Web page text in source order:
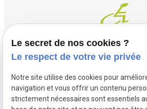
Contact
03 20 32 97 37
flandremedical@gmail.com
Le secret de nos cookies ?
Le respect de votre vie privée
Notre site utilise des cookies pour
navigation et vous offrir un contenu
strictement nécessaires sont essentiels